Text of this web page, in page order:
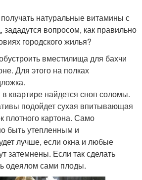
натуральные витамины с
зададутся вопросом, как правильно
городского жилья?
вместилища для бахчи
Для этого на полках
квартире найдется сноп соломы.
подойдет сухая впитывающая
плотного картона. Само
быть утепленным и
лучше, если окна и любые
затемнены. Если так сделать
одеялом сами плоды.